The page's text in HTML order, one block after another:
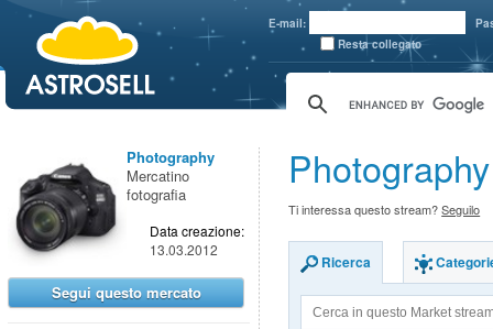
E-mail:
Resta collegato
Photography
Mercatino
fotografia
Data creazione:
13.03.2012
Segui questo mercato
Ti interessa questo stream?Seguilo
Ricerca